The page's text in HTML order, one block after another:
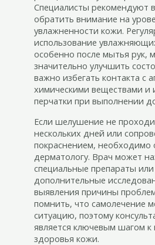
Специалисты рекомендуют
обратить внимание на
увлажненности кожи.
использование
особенно после мытья рук,
значительно улучшить
важно избегать контакта с
химическими веществами и
перчатки при выполнении
Если шелушение не
нескольких дней или
покраснением, необходимо
дерматологу. Врач может
специальные препараты
дополнительные
выявления причины
помнить, что самолечение
ситуацию, поэтому
является ключевым шагом к
здоровья кожи.